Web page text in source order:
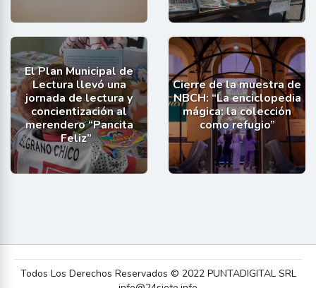
El Plan Municipal de
Lectura llevó una
jornada de lectura y
concientización al
merendero “Pancita
Feliz”
Cierre de la muestra de
NBCH: “La enciclopedia
mágica: la colección
como refugio”
Todos Los Derechos Reservados © 2022 PUNTADIGITAL SRL